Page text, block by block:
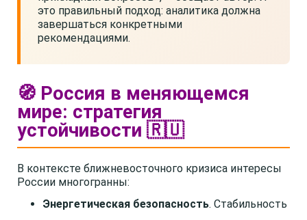
это правильный подход: аналитика должна
завершаться конкретными
рекомендациями.
🧭 Россия в меняющемся
мире: стратегия
устойчивости 🇷🇺
В контексте ближневосточного кризиса интересы
России многогранны:
Энергетическая безопасность. Стабильность